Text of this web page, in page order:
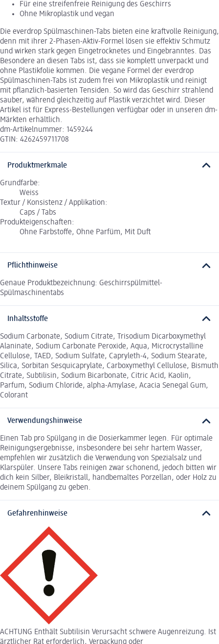
Für eine streifenfreie Reinigung des Geschirrs
Ohne Mikroplastik und vegan
Die everdrop Spülmaschinen-Tabs bieten eine kraftvolle Reinigung,
denn mit ihrer 2-Phasen-Aktiv-Formel lösen sie effektiv Schmutz
und wirken stark gegen Eingetrocknetes und Eingebranntes. Das
Besondere an diesen Tabs ist, dass sie komplett unverpackt und
ohne Plastikfolie kommen. Die vegane Formel der everdrop
Spülmaschinen-Tabs ist zudem frei von Mikroplastik und reinigt
mit pflanzlich-basierten Tensiden. So wird das Geschirr strahlend
sauber, während gleichzeitig auf Plastik verzichtet wird. Dieser
Artikel ist für Express-Bestellungen verfügbar oder in unseren dm-
Märkten erhältlich.
dm-Artikelnummer: 1459244
GTIN: 4262459711708
Produktmerkmale
Grundfarbe:
Weiss
Textur / Konsistenz / Applikation:
Caps / Tabs
Produkteigenschaften:
Ohne Farbstoffe, Ohne Parfüm, Mit Duft
Pflichthinweise
Genaue Produktbezeichnung: Geschirrspülmittel-
Spülmaschinentabs
Inhaltsstoffe
Sodium Carbonate, Sodium Citrate, Trisodium Dicarboxymethyl
Alaninate, Sodium Carbonate Peroxide, Aqua, Microcrystalline
Cellulose, TAED, Sodium Sulfate, Capryleth-4, Sodium Stearate,
Silica, Sorbitan Sesquicaprylate, Carboxymethyl Cellulose, Bismuth
Citrate, Subtilisin, Sodium Bicarbonate, Citric Acid, Kaolin,
Parfum, Sodium Chloride, alpha-Amylase, Acacia Senegal Gum,
Colorant
Verwendungshinweise
Einen Tab pro Spülgang in die Dosierkammer legen. Für optimale
Reinigungsergebnisse, insbesondere bei sehr hartem Wasser,
empfehlen wir zusätzlich die Verwendung von Spezialsalz und
Klarspüler. Unsere Tabs reinigen zwar schonend, jedoch bitten wir
dich kein Silber, Bleikristall, handbemaltes Porzellan, oder Holz zu
deinem Spülgang zu geben.
Gefahrenhinweise
ACHTUNG Enthält Subtilisin Verursacht schwere Augenreizung. Ist
ärztlicher Rat erforderlich, Verpackung oder